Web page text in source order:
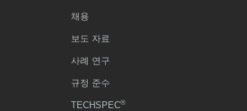
채용
보도 자료
사례 연구
규정 준수
TECHSPEC®